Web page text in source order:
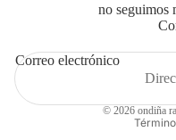
no seguimos
Correo electrónico
© 2026 ondiña
Términos del servicio
Información de